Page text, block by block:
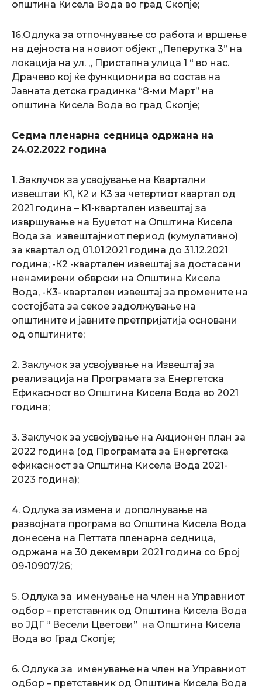
општина Кисела Вода во град Скопје;
16.Одлука за отпочнување со работа и вршење
на дејноста на новиот објект „Пеперутка 3” на
локација на ул. „ Пристапна улица 1 “ во нас.
Драчево кој ќе функционира во состав на
Јавната детска градинка “8-ми Март” на
општина Кисела Вода во град Скопје;
Седма пленарна седница одржана на
24.02.2022 година
1. Заклучок за усвојување на Квартални
извештаи К1, К2 и К3 за четвртиот квартал од
2021 година – К1-квартален извештај за
извршување на Буџетот на Општина Кисела
Вода за извештајниот период (кумулативно)
за квартал од 01.01.2021 година до 31.12.2021
година; -К2 -квартален извештај за достасани
ненамирени обврски на Општина Кисела
Вода, -К3- квартален извештај за промените на
состојбата за секое задолжување на
општините и јавните претпријатија основани
од општините;
2. Заклучок за усвојување на Извештај за
реализација на Програмата за Енергетска
Ефикасност во Oпштина Кисела Вода во 2021
година;
3. Заклучок за усвојување на Акционен план за
2022 година (од Програмата за Енергетска
ефикасност за Општина Kисела Вода 2021-
2023 година);
4. Одлука за измена и дополнување на
развојната програма во Општина Кисела Вода
донесена на Петтата пленарна седница,
одржана на 30 декември 2021 година со број
09-10907/26;
5. Одлука за именување на член на Управниот
одбор – претставник од Општина Кисела Вода
во ЈДГ “ Весели Цветови” на Општина Кисела
Вода во Град Скопје;
6. Одлука за именување на член на Управниот
одбор – претставник од Општина Кисела Вода